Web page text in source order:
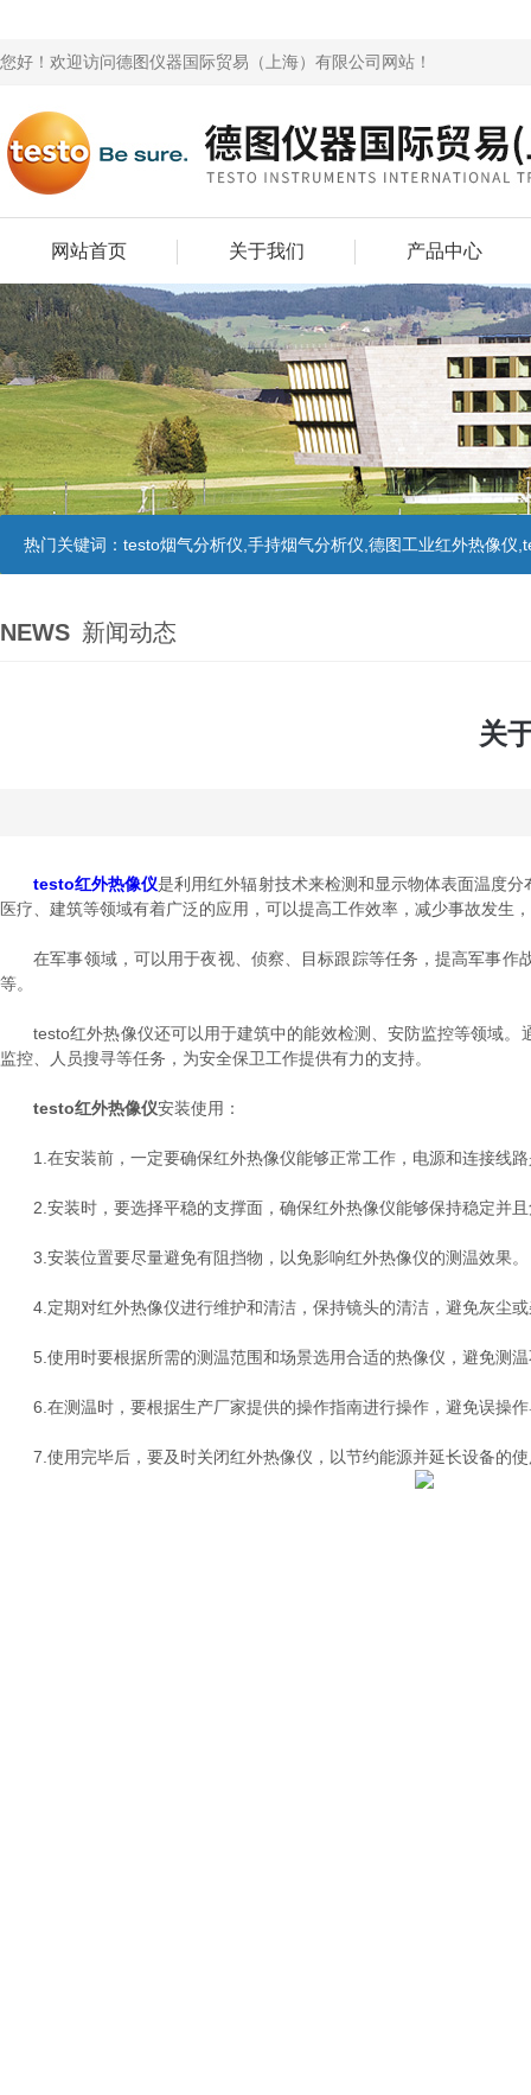
您好！欢迎访问德图仪器国际贸易（上海）有限公司网站！
网站首页 关于我们 产品中心
热门关键词： testo烟气分析仪,手持烟气分析仪,德图工业红外热像仪
NEWS 新闻动态
关
testo红外热像仪是利用红外辐射技术来检测和显示物体表面温度
医疗、建筑等领域有着广泛的应用，可以提高工作效率，减少事故发生
在军事领域，可以用于夜视、侦察、目标跟踪等任务，提高军事作
等。
testo红外热像仪还可以用于建筑中的能效检测、安防监控等领域。
监控、人员搜寻等任务，为安全保卫工作提供有力的支持。
testo红外热像仪安装使用：
1.在安装前，一定要确保红外热像仪能够正常工作，电源和连接线路
2.安装时，要选择平稳的支撑面，确保红外热像仪能够保持稳定并且
3.安装位置要尽量避免有阻挡物，以免影响红外热像仪的测温效果。
4.定期对红外热像仪进行维护和清洁，保持镜头的清洁，避免灰尘或
5.使用时要根据所需的测温范围和场景选用合适的热像仪，避免测温
6.在测温时，要根据生产厂家提供的操作指南进行操作，避免误操作
7.使用完毕后，要及时关闭红外热像仪，以节约能源并延长设备的使